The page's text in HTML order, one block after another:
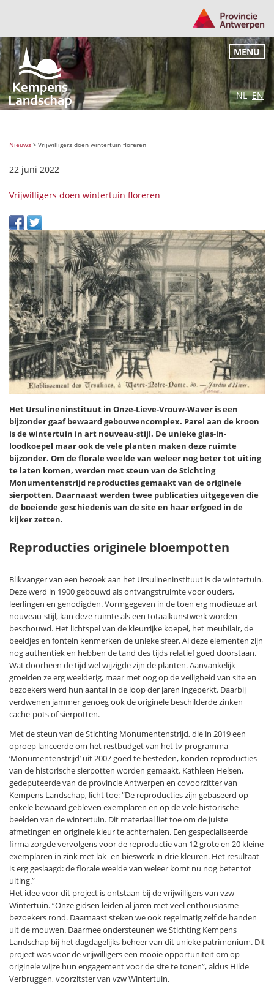
NL EN
MENU
Nieuws >Vrijwilligers doen wintertuin floreren
22 juni 2022
Vrijwilligers doen wintertuin floreren
Het Ursulineninstituut in Onze-Lieve-Vrouw-Waver is een
bijzonder gaaf bewaard gebouwencomplex. Parel aan de kroon
is de wintertuin in art nouveau-stijl. De unieke glas-in-
loodkoepel maar ook de vele planten maken deze ruimte
bijzonder. Om de florale weelde van weleer nog beter tot uiting
te laten komen, werden met steun van de Stichting
Monumentenstrijd reproducties gemaakt van de originele
sierpotten. Daarnaast werden twee publicaties uitgegeven die
de boeiende geschiedenis van de site en haar erfgoed in de
kijker zetten.
Reproducties originele bloempotten
Blikvanger van een bezoek aan het Ursulineninstituut is de wintertuin.
Deze werd in 1900 gebouwd als ontvangstruimte voor ouders,
leerlingen en genodigden. Vormgegeven in de toen erg modieuze art
nouveau-stijl, kan deze ruimte als een totaalkunstwerk worden
beschouwd. Het lichtspel van de kleurrijke koepel, het meubilair, de
beeldjes en fontein kenmerken de unieke sfeer. Al deze elementen zijn
nog authentiek en hebben de tand des tijds relatief goed doorstaan.
Wat doorheen de tijd wel wijzigde zijn de planten. Aanvankelijk
groeiden ze erg weelderig, maar met oog op de veiligheid van site en
bezoekers werd hun aantal in de loop der jaren ingeperkt. Daarbij
verdwenen jammer genoeg ook de originele beschilderde zinken
cache-pots of sierpotten.
Met de steun van de Stichting Monumentenstrijd, die in 2019 een
oproep lanceerde om het restbudget van het tv-programma
‘Monumentenstrijd’ uit 2007 goed te besteden, konden reproducties
van de historische sierpotten worden gemaakt. Kathleen Helsen,
gedeputeerde van de provincie Antwerpen en covoorzitter van
Kempens Landschap, licht toe: “De reproducties zijn gebaseerd op
enkele bewaard gebleven exemplaren en op de vele historische
beelden van de wintertuin. Dit materiaal liet toe om de juiste
afmetingen en originele kleur te achterhalen. Een gespecialiseerde
firma zorgde vervolgens voor de reproductie van 12 grote en 20 kleine
exemplaren in zink met lak- en bieswerk in drie kleuren. Het resultaat
is erg geslaagd: de florale weelde van weleer komt nu nog beter tot
uiting.”
Het idee voor dit project is ontstaan bij de vrijwilligers van vzw
Wintertuin. “Onze gidsen leiden al jaren met veel enthousiasme
bezoekers rond. Daarnaast steken we ook regelmatig zelf de handen
uit de mouwen. Daarmee ondersteunen we Stichting Kempens
Landschap bij het dagdagelijks beheer van dit unieke patrimonium. Dit
project was voor de vrijwilligers een mooie opportuniteit om op
originele wijze hun engagement voor de site te tonen”, aldus Hilde
Verbruggen, voorzitster van vzw Wintertuin.